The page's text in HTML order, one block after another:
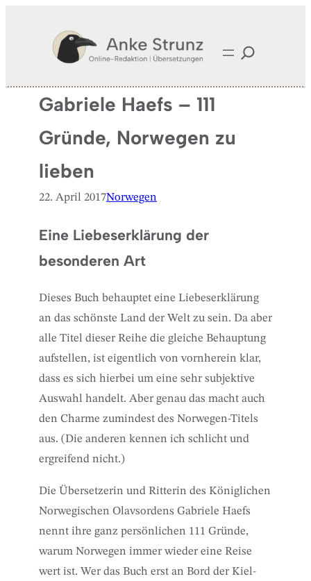
Gabriele Haefs – 111
Gründe, Norwegen zu
lieben
22. April 2017Norwegen
Eine Liebeserklärung der
besonderen Art
Dieses Buch behauptet eine Liebeserklärung
an das schönste Land der Welt zu sein. Da aber
alle Titel dieser Reihe die gleiche Behauptung
aufstellen, ist eigentlich von vornherein klar,
dass es sich hierbei um eine sehr subjektive
Auswahl handelt. Aber genau das macht auch
den Charme zumindest des Norwegen-Titels
aus. (Die anderen kennen ich schlicht und
ergreifend nicht.)
Die Übersetzerin und Ritterin des Königlichen
Norwegischen Olavsordens Gabriele Haefs
nennt ihre ganz persönlichen 111 Gründe,
warum Norwegen immer wieder eine Reise
wert ist. Wer das Buch erst an Bord der Kiel-